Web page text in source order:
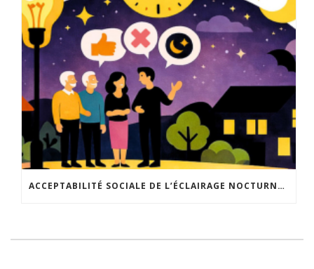
ACCEPTABILITÉ SOCIALE DE L’ÉCLAIRAGE NOCTURNE : LE REPLAY EST DISPONIBLE